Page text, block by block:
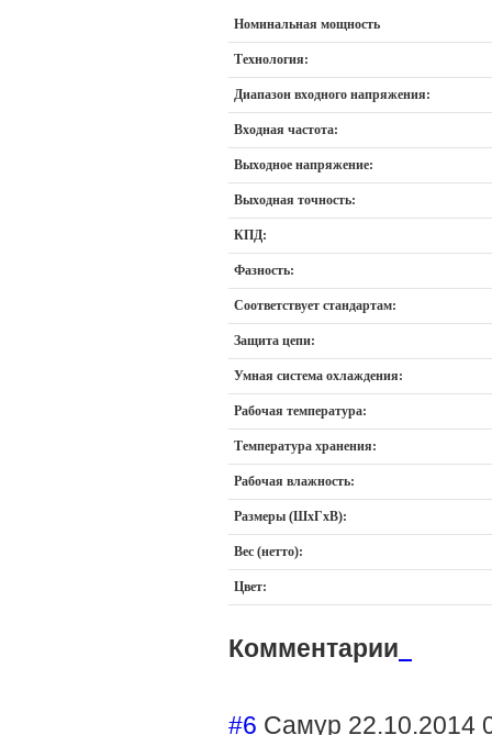
Номинальная мощность
Технология:
Диапазон входного напряжения:
Входная частота:
Выходное напряжение:
Выходная точность:
КПД:
Фазность:
Соответствует стандартам:
Защита цепи:
Умная система охлаждения:
Рабочая температура:
Температура хранения:
Рабочая влажность:
Размеры (ШхГхВ):
Вес (нетто):
Цвет:
Комментарии
#6 Самур 22.10.2014